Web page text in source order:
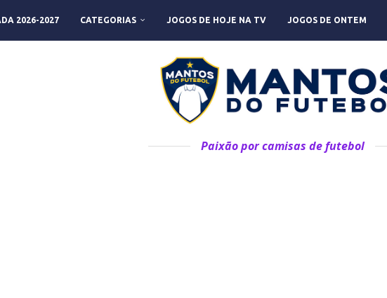
2026-2027 CATEGORIAS JOGOS DE HOJE NA TV JOGOS DE ONTEM
Paixão por camisas de futebol